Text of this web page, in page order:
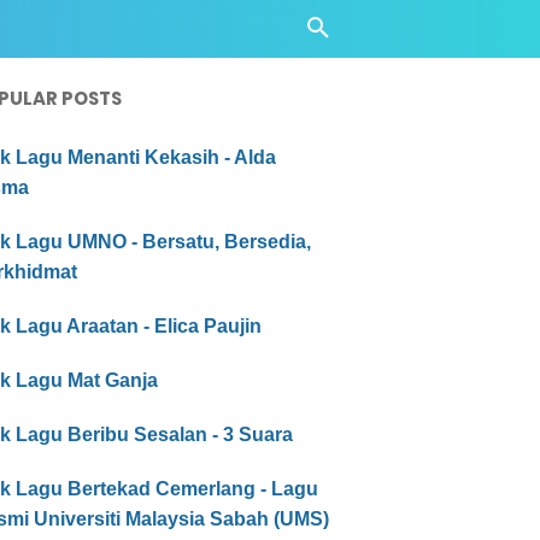
POSTS
Lagu Menanti Kekasih - Alda
Lagu UMNO - Bersatu, Bersedia,
Lagu Araatan - Elica Paujin
Lagu Mat Ganja
Lagu Beribu Sesalan - 3 Suara
Lagu Bertekad Cemerlang - Lagu
Universiti Malaysia Sabah (UMS)